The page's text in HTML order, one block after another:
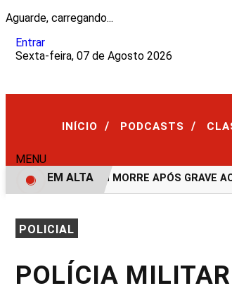
Aguarde, carregando...
Entrar
Sexta-feira, 07 de Agosto 2026
INÍCIO / PODCASTS /
MENU
VÍDEO: JOVEM MORRE APÓS GRAVE
EM ALTA
POLICIAL
POLÍCIA